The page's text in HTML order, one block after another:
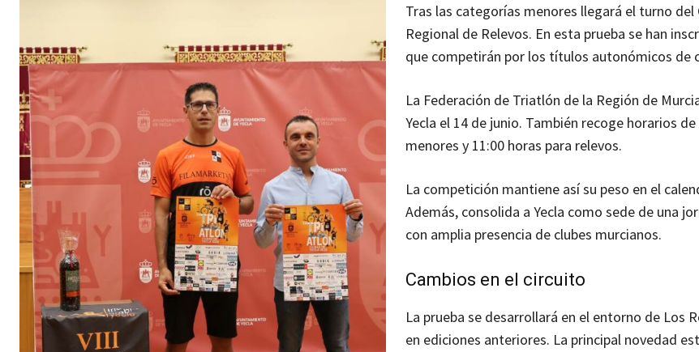
Tras las categorías menores llegará el turno del
Regional de Relevos. En esta prueba se han
que competirán por los títulos autonómicos de
La Federación de Triatlón de la Región de
Yecla el 14 de junio. También recoge horarios
menores y 11:00 horas para relevos.
La competición mantiene así su peso en el
Además, consolida a Yecla como sede de una
con amplia presencia de clubes murcianos.
Cambios en el circuito
La prueba se desarrollará en el entorno de Los
en ediciones anteriores. La principal novedad